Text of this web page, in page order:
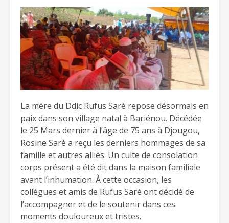
La mère du Ddic Rufus Sarè repose désormais en
paix dans son village natal à Bariénou. Décédée
le 25 Mars dernier à l’âge de 75 ans à Djougou,
Rosine Sarè a reçu les derniers hommages de sa
famille et autres alliés. Un culte de consolation
corps présent a été dit dans la maison familiale
avant l’inhumation. À cette occasion, les
collègues et amis de Rufus Sarè ont décidé de
l’accompagner et de le soutenir dans ces
moments douloureux et tristes.